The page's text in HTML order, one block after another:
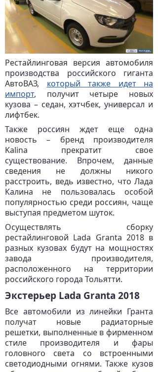
Рестайлинговая версия автомобиля
производства российского гиганта
АвтоВАЗ, который также идет на
импорт, получит четыре новых
кузова – седан, хэтчбек, универсал и
лифтбек.
Также россиян ждет еще одна
новость – бренд производителя
Kalina прекратит свое
существование. Впрочем, данные
сведения не должны никого
расстроить, ведь известно, что Лада
Калина не пользовалась особой
популярностью среди россиян, чаще
выступая предметом шуток.
Осуществлять сборку
рестайлинговой Lada Granta 2018 в
разных кузовах будут на мощностях
завода производителя,
расположенного на территории
российского города Тольятти.
Экстерьер Lada Granta 2018
Все автомобили из линейки Гранта
получат новые радиаторные
решетки, выполненные в фирменном
стиле производителя и фары
головного света со встроенными
светодиодными огнями. Также кузов